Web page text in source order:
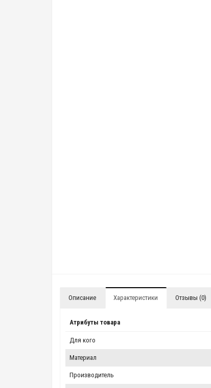
Описание Характеристики Отзывы (0)
Атрибуты товара
Для кого
Материал
Производитель